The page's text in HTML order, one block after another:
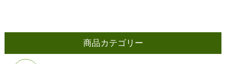
商品カテゴリー